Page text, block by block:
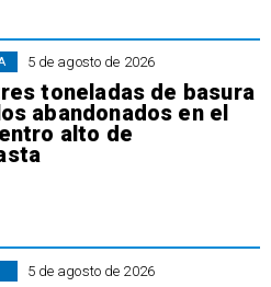
5 de agosto de 2026
toneladas de basura
abandonados en el
alto de
5 de agosto de 2026